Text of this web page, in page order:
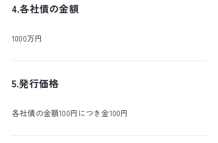
4.各社債の金額
1000万円
5.発行価格
各社債の金額100円につき金100円